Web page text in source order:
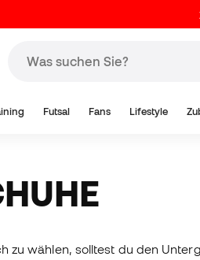
Futsal Fans Lifestyle
zu wählen, solltest du den